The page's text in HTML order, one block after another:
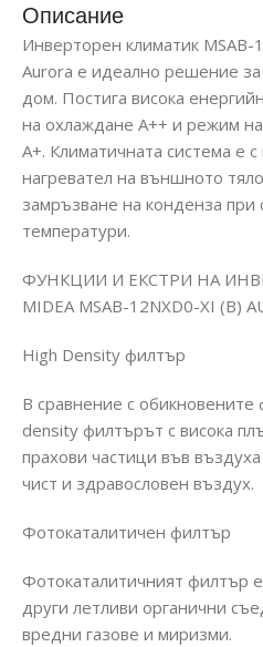
Описание
Инверторен климатик MSAB-
Aurora е идеално решение
дом. Постига висока
на охлаждане A++ и режим
A+. Климатичната система е
нагревател на външното
замръзване на конденза при
температури.
ФУНКЦИИ И ЕКСТРИ НА
MIDEA MSAB-12NXD0-XI (B)
High Density филтър
В сравнение с обикновените
density филтърът с висока
прахови частици във
чист и здравословен въздух.
Фотокаталитичен филтър
Фотокаталитичният филтър
други летливи органични
вредни газове и миризми.